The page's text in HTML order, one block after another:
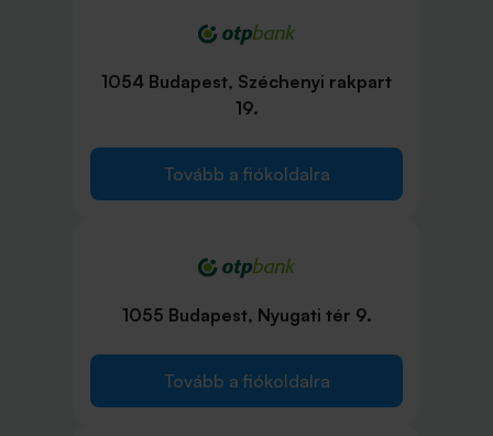
1054 Budapest, Széchenyi rakpart
19.
Tovább a fiókoldalra
1055 Budapest, Nyugati tér 9.
Tovább a fiókoldalra